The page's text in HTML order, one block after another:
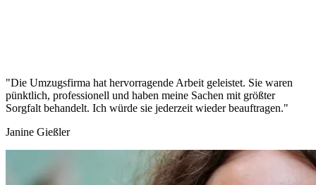
"Die Umzugsfirma hat hervorragende Arbeit geleistet. Sie waren
pünktlich, professionell und haben meine Sachen mit größter
Sorgfalt behandelt. Ich würde sie jederzeit wieder beauftragen."
Janine Gießler